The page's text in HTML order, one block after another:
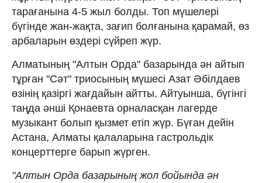
тарағанына 4-5 жыл болды. Топ мүшелері
бүгінде жан-жақта, зағип болғанына қарамай, өз
арбаларын өздері сүйреп жүр.
Алматының "Алтын Орда" базарында ән айтып
тұрған "Сәт" триосының мүшесі Азат Әбілдаев
өзінің қазіргі жағдайын айтты. Айтуынша, бүгінгі
таңда әнші Қонаевта орналасқан лагерде
музыкант болып қызмет етіп жүр. Бүған дейін
Астана, Алматы қалаларына гастрольдік
концерттерге барып жүрген.
"Алтын Орда базарының жол бойында ән